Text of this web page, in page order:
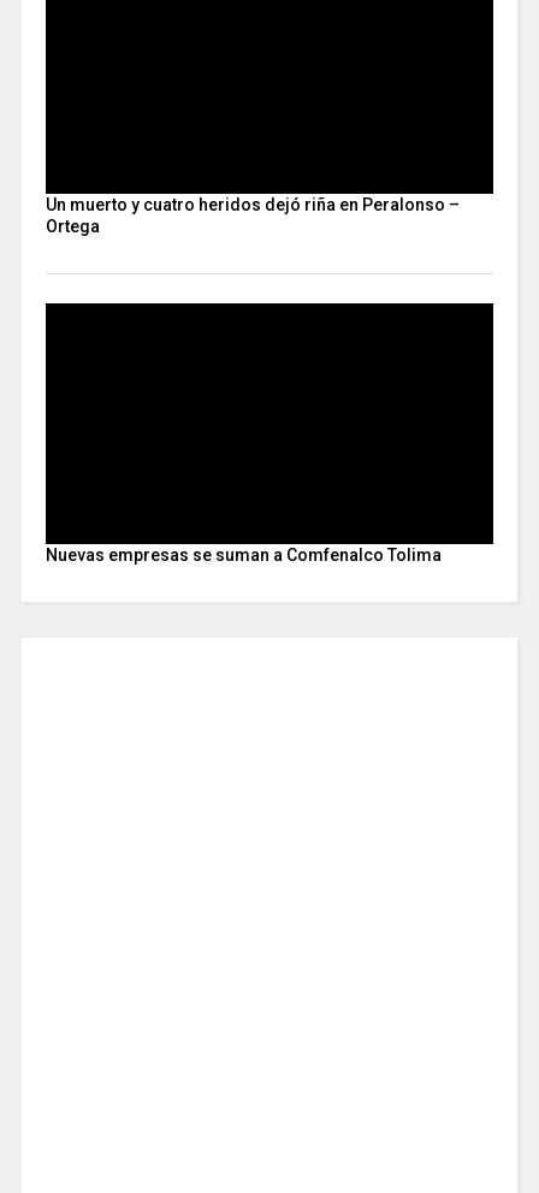
Un muerto y cuatro heridos dejó riña en Peralonso –
Ortega
Nuevas empresas se suman a Comfenalco Tolima